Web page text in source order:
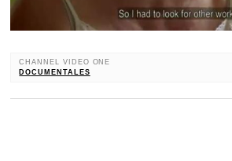
CHANNEL VIDEO ONE
DOCUMENTALES